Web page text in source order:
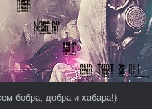
бобра, добра и хабара!)